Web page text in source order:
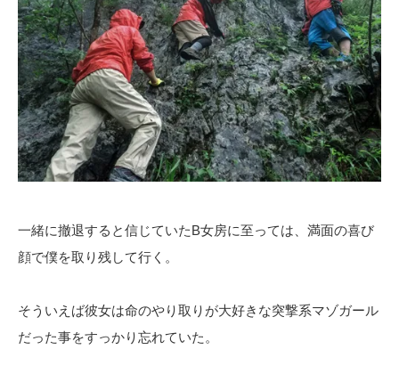
一緒に撤退すると信じていたB女房に至っては、満面の喜び
顔で僕を取り残して行く。
そういえば彼女は命のやり取りが大好きな突撃系マゾガール
だった事をすっかり忘れていた。